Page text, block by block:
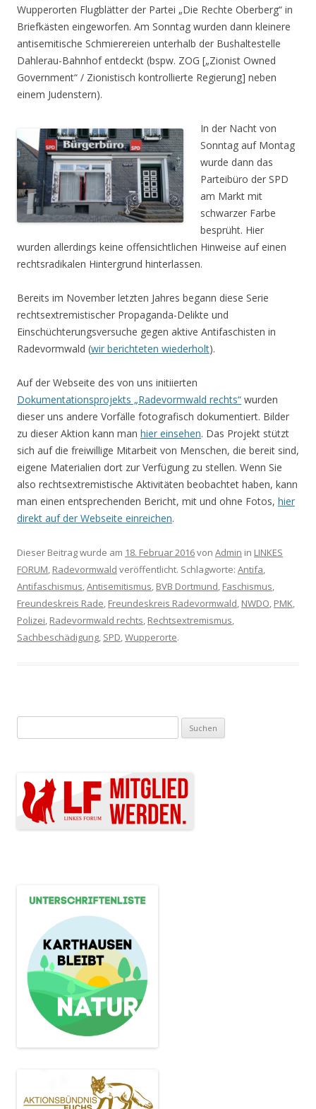
Wupperorten Flugblätter der Partei „Die Rechte Oberberg“ in
Briefkästen eingeworfen. Am Sonntag wurden dann kleinere
antisemitische Schmierereien unterhalb der Bushaltestelle
Dahlerau-Bahnhof entdeckt (bspw. ZOG [„Zionist Owned
Government“ / Zionistisch kontrollierte Regierung] neben
einem Judenstern).
In der Nacht von
Sonntag auf Montag
wurde dann das
Parteibüro der SPD
am Markt mit
schwarzer Farbe
besprüht. Hier
wurden allerdings keine offensichtlichen Hinweise auf einen
rechtsradikalen Hintergrund hinterlassen.
Bereits im November letzten Jahres begann diese Serie
rechtsextremistischer Propaganda-Delikte und
Einschüchterungsversuche gegen aktive Antifaschisten in
Radevormwald (wir berichteten wiederholt).
Auf der Webseite des von uns initiierten
Dokumentationsprojekts „Radevormwald rechts“ wurden
dieser uns andere Vorfälle fotografisch dokumentiert. Bilder
zu dieser Aktion kann man hier einsehen. Das Projekt stützt
sich auf die freiwillige Mitarbeit von Menschen, die bereit sind,
eigene Materialien dort zur Verfügung zu stellen. Wenn Sie
also rechtsextremistische Aktivitäten beobachtet haben, kann
man einen entsprechenden Bericht, mit und ohne Fotos, hier
direkt auf der Webseite einreichen.
Dieser Beitrag wurde am 18. Februar 2016von Admin in LINKES
FORUM, Radevormwald veröffentlicht. Schlagworte: Antifa,
Antifaschismus,Antisemitismus, BVB Dortmund, Faschismus,
Freundeskreis Rade, Freundeskreis Radevormwald, NWDO, PMK,
Polizei, Radevormwald rechts, Rechtsextremismus,
Sachbeschädigung, SPD,Wupperorte.